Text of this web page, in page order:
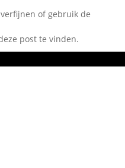
of gebruik de
post te vinden.